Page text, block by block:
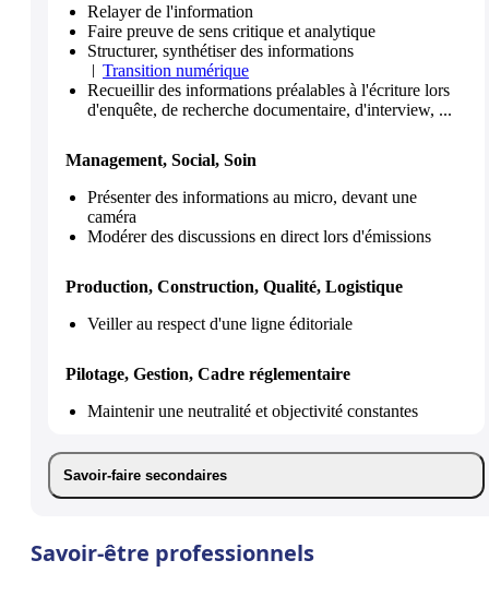
Relayer de l'information
Faire preuve de sens critique et analytique
Structurer, synthétiser des informations
Transition numérique
Recueillir des informations préalables à l'écriture lors
d'enquête, de recherche documentaire, d'interview, ...
Management, Social, Soin
Présenter des informations au micro, devant une
caméra
Modérer des discussions en direct lors d'émissions
Production, Construction, Qualité, Logistique
Veiller au respect d'une ligne éditoriale
Pilotage, Gestion, Cadre réglementaire
Maintenir une neutralité et objectivité constantes
Savoir-faire secondaires
Savoir-être professionnels